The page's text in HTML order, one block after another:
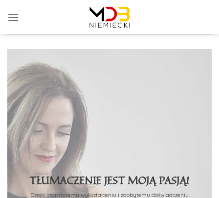
TŁUMACZENIE JEST MOJĄ PASJĄ!
Dzięki starannemu wykształceniu i zdobytemu doświadczeniu